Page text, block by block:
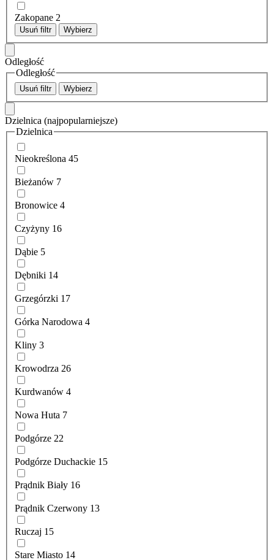
Zakopane 2
Usuń filtr Wybierz
Odległość
Odległość
Usuń filtr Wybierz
Dzielnica (najpopularniejsze)
Dzielnica
Nieokreślona 45
Bieżanów 7
Bronowice 4
Czyżyny 16
Dąbie 5
Dębniki 14
Grzegórzki 17
Górka Narodowa 4
Kliny 3
Krowodrza 26
Kurdwanów 4
Nowa Huta 7
Podgórze 22
Podgórze Duchackie 15
Prądnik Biały 16
Prądnik Czerwony 13
Ruczaj 15
Stare Miasto 14